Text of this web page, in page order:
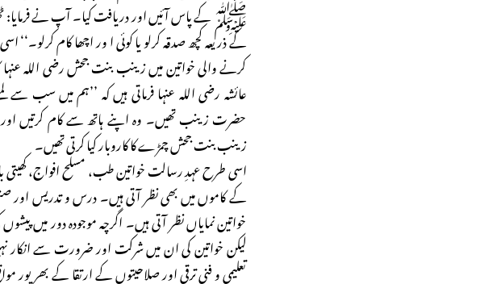
ﷺ کے پاس آئیں اور دریافت کیا۔ آپ نے فرمایا:
کے ذریعہ کچھ صدقہ کرلو یا کوئی ا ور اچھا کام
کرنے والی خواتین میں زینب بنت جحش رضی اللہ
عائشہ رضی اللہ عنہا فرماتی ہیں کہ ’’ہم میں سب سے
حضرت زینب تھیں۔ وہ اپنے ہاتھ سے کام کرتیں
زینب بنت جحش چمڑے کا کاروبار کیا کرتی تھیں۔
اسی طرح عہدِ رسالت خواتین طب، مسلح افواج، کھیتی
کے کاموں میں بھی نظر آتی ہیں۔ درس و تدریس
خواتین نمایاں نظر آتی ہیں۔ اگرچہ موجودہ دور میں
لیکن خواتین کی ان میں شرکت اور ضرورت سے انکار
تعلیمی و فنی ترقی اور صلاحیتوں کے ارتقا کے بھر